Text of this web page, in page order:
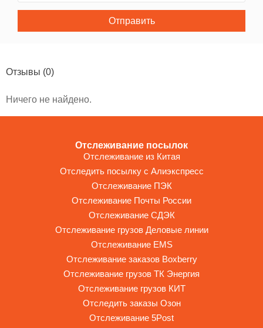
Отправить
Отзывы (0)
Ничего не найдено.
Отслеживание посылок
Отслеживание из Китая
Отследить посылку с Алиэкспресс
Отслеживание ПЭК
Отслеживание Почты России
Отслеживание СДЭК
Отслеживание грузов Деловые линии
Отслеживание EMS
Отслеживание заказов Boxberry
Отслеживание грузов ТК Энергия
Отслеживание грузов КИТ
Отследить заказы Озон
Отслеживание 5Post